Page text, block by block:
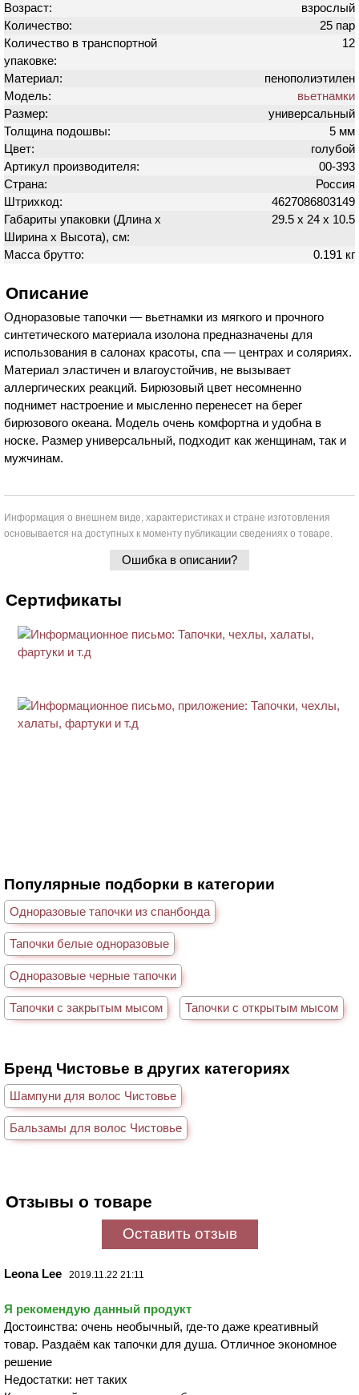
Возраст:
взрослый
Количество:
25 пар
Количество в транспортной
упаковке:
12
Материал:
пенополиэтилен
Модель:
вьетнамки
Размер:
универсальный
Толщина подошвы:
5 мм
Цвет:
голубой
Артикул производителя:
00-393
Страна:
Россия
Штрихкод:
4627086803149
Габариты упаковки (Длина х
Ширина х Высота), см:
29.5 х 24 х 10.5
Масса брутто: 0.191 кг
Описание
Одноразовые тапочки — вьетнамки из мягкого и прочного
синтетического материала изолона предназначены для
использования в салонах красоты, спа — центрах и соляриях.
Материал эластичен и влагоустойчив, не вызывает
аллергических реакций. Бирюзовый цвет несомненно
поднимет настроение и мысленно перенесет на берег
бирюзового океана. Модель очень комфортна и удобна в
носке. Размер универсальный, подходит как женщинам, так и
мужчинам.
Информация о внешнем виде, характеристиках и стране изготовления
основывается на доступных к моменту публикации сведениях о товаре.
Ошибка в описании?
Сертификаты
Популярные подборки в категории
Одноразовые тапочки из спанбонда
Тапочки белые одноразовые
Одноразовые черные тапочки
Тапочки с закрытым мысом Тапочки с открытым мысом
Бренд Чистовье в других категориях
Шампуни для волос Чистовье
Бальзамы для волос Чистовье
Отзывы о товаре
Оставить отзыв
Leona Lee 2019.11.22 21:11
Я рекомендую данный продукт
Достоинства: очень необычный, где-то даже креативный
товар. Раздаём как тапочки для душа. Отличное экономное
решение
Недостатки: нет таких